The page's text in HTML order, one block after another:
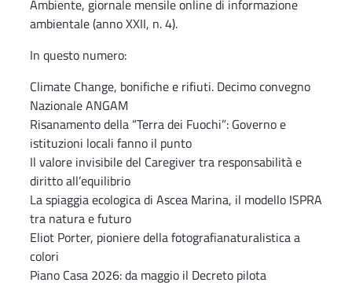
Ambiente, giornale mensile online di informazione
ambientale (anno XXII, n. 4).
In questo numero:
Climate Change, bonifiche e rifiuti. Decimo convegno
Nazionale ANGAM
Risanamento della “Terra dei Fuochi”: Governo e
istituzioni locali fanno il punto
Il valore invisibile del Caregiver tra responsabilità e
diritto all’equilibrio
La spiaggia ecologica di Ascea Marina, il modello ISPRA
tra natura e futuro
Eliot Porter, pioniere della fotografianaturalistica a
colori
Piano Casa 2026: da maggio il Decreto pilota